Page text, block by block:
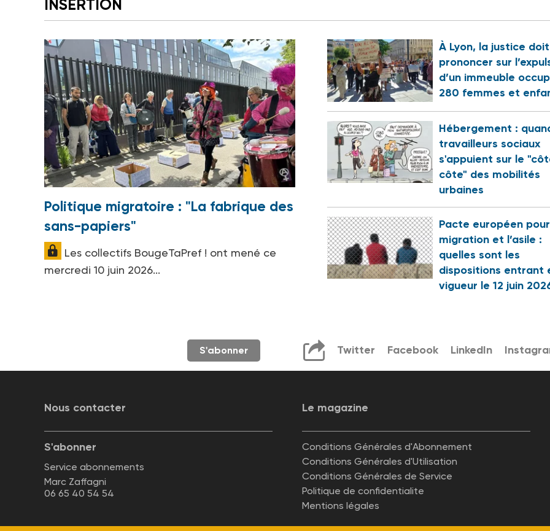
INSERTION
Politique migratoire : "La fabrique des
sans-papiers"
Les collectifs BougeTaPref ! ont mené ce
mercredi 10 juin 2026...
À Lyon, la justice
prononcer sur
d’un immeuble
280 femmes et
Hébergement :
travailleurs sociaux
s'appuient sur le
côte" des mobilités
urbaines
Pacte européen
migration et l’asile :
quelles sont les
dispositions entrant
vigueur le 12 juin
S'abonner Twitter Facebook LinkedIn
Nous contacter Le magazine
S'abonner
Service abonnements
Marc Zaffagni
06 65 40 54 54
Conditions Générales d'Abonnement
Conditions Générales d'Utilisation
Conditions Générales de Service
Politique de confidentialite
Mentions légales